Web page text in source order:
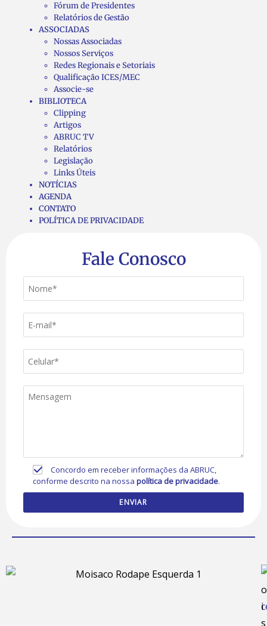
Fórum de Presidentes
Relatórios de Gestão
ASSOCIADAS
Nossas Associadas
Nossos Serviços
Redes Regionais e Setoriais
Qualificação ICES/MEC
Associe-se
BIBLIOTECA
Clipping
Artigos
ABRUC TV
Relatórios
Legislação
Links Úteis
NOTÍCIAS
AGENDA
CONTATO
POLÍTICA DE PRIVACIDADE
Fale Conosco
Concordo em receber informações da ABRUC,
conforme descrito na nossapolítica de privacidade.